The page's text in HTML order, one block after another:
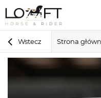
Wstecz Strona